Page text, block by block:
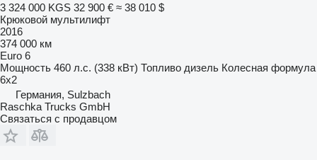
3 324 000 KGS 32 900 € ≈ 38 010 $
Крюковой мультилифт
2016
374 000 км
Euro 6
Мощность 460 л.с. (338 кВт) Топливо дизель Колесная формула
6x2
Германия, Sulzbach
Raschka Trucks GmbH
Связаться с продавцом